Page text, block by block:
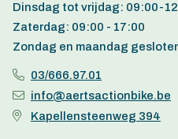
Dinsdag tot vrijdag: 09:00-
Zaterdag: 09:00 - 17:00
Zondag en maandag
03/666.97.01
info@aertsactionbike.be
Kapellensteenweg 394